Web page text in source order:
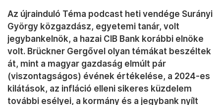
Az újrainduló Téma podcast heti vendége Surányi
György közgazdász, egyetemi tanár, volt
jegybankelnök, a hazai CIB Bank korábbi elnöke
volt. Brückner Gergővel olyan témákat beszéltek
át, mint a magyar gazdaság elmúlt pár
(viszontagságos) évének értékelése, a 2024-es
kilátások, az infláció elleni sikeres küzdelem
további esélyei, a kormány és a jegybank nyílt